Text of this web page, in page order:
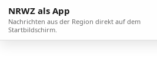
NRWZ als App
Nachrichten aus der Region direkt auf dem
Startbildschirm.